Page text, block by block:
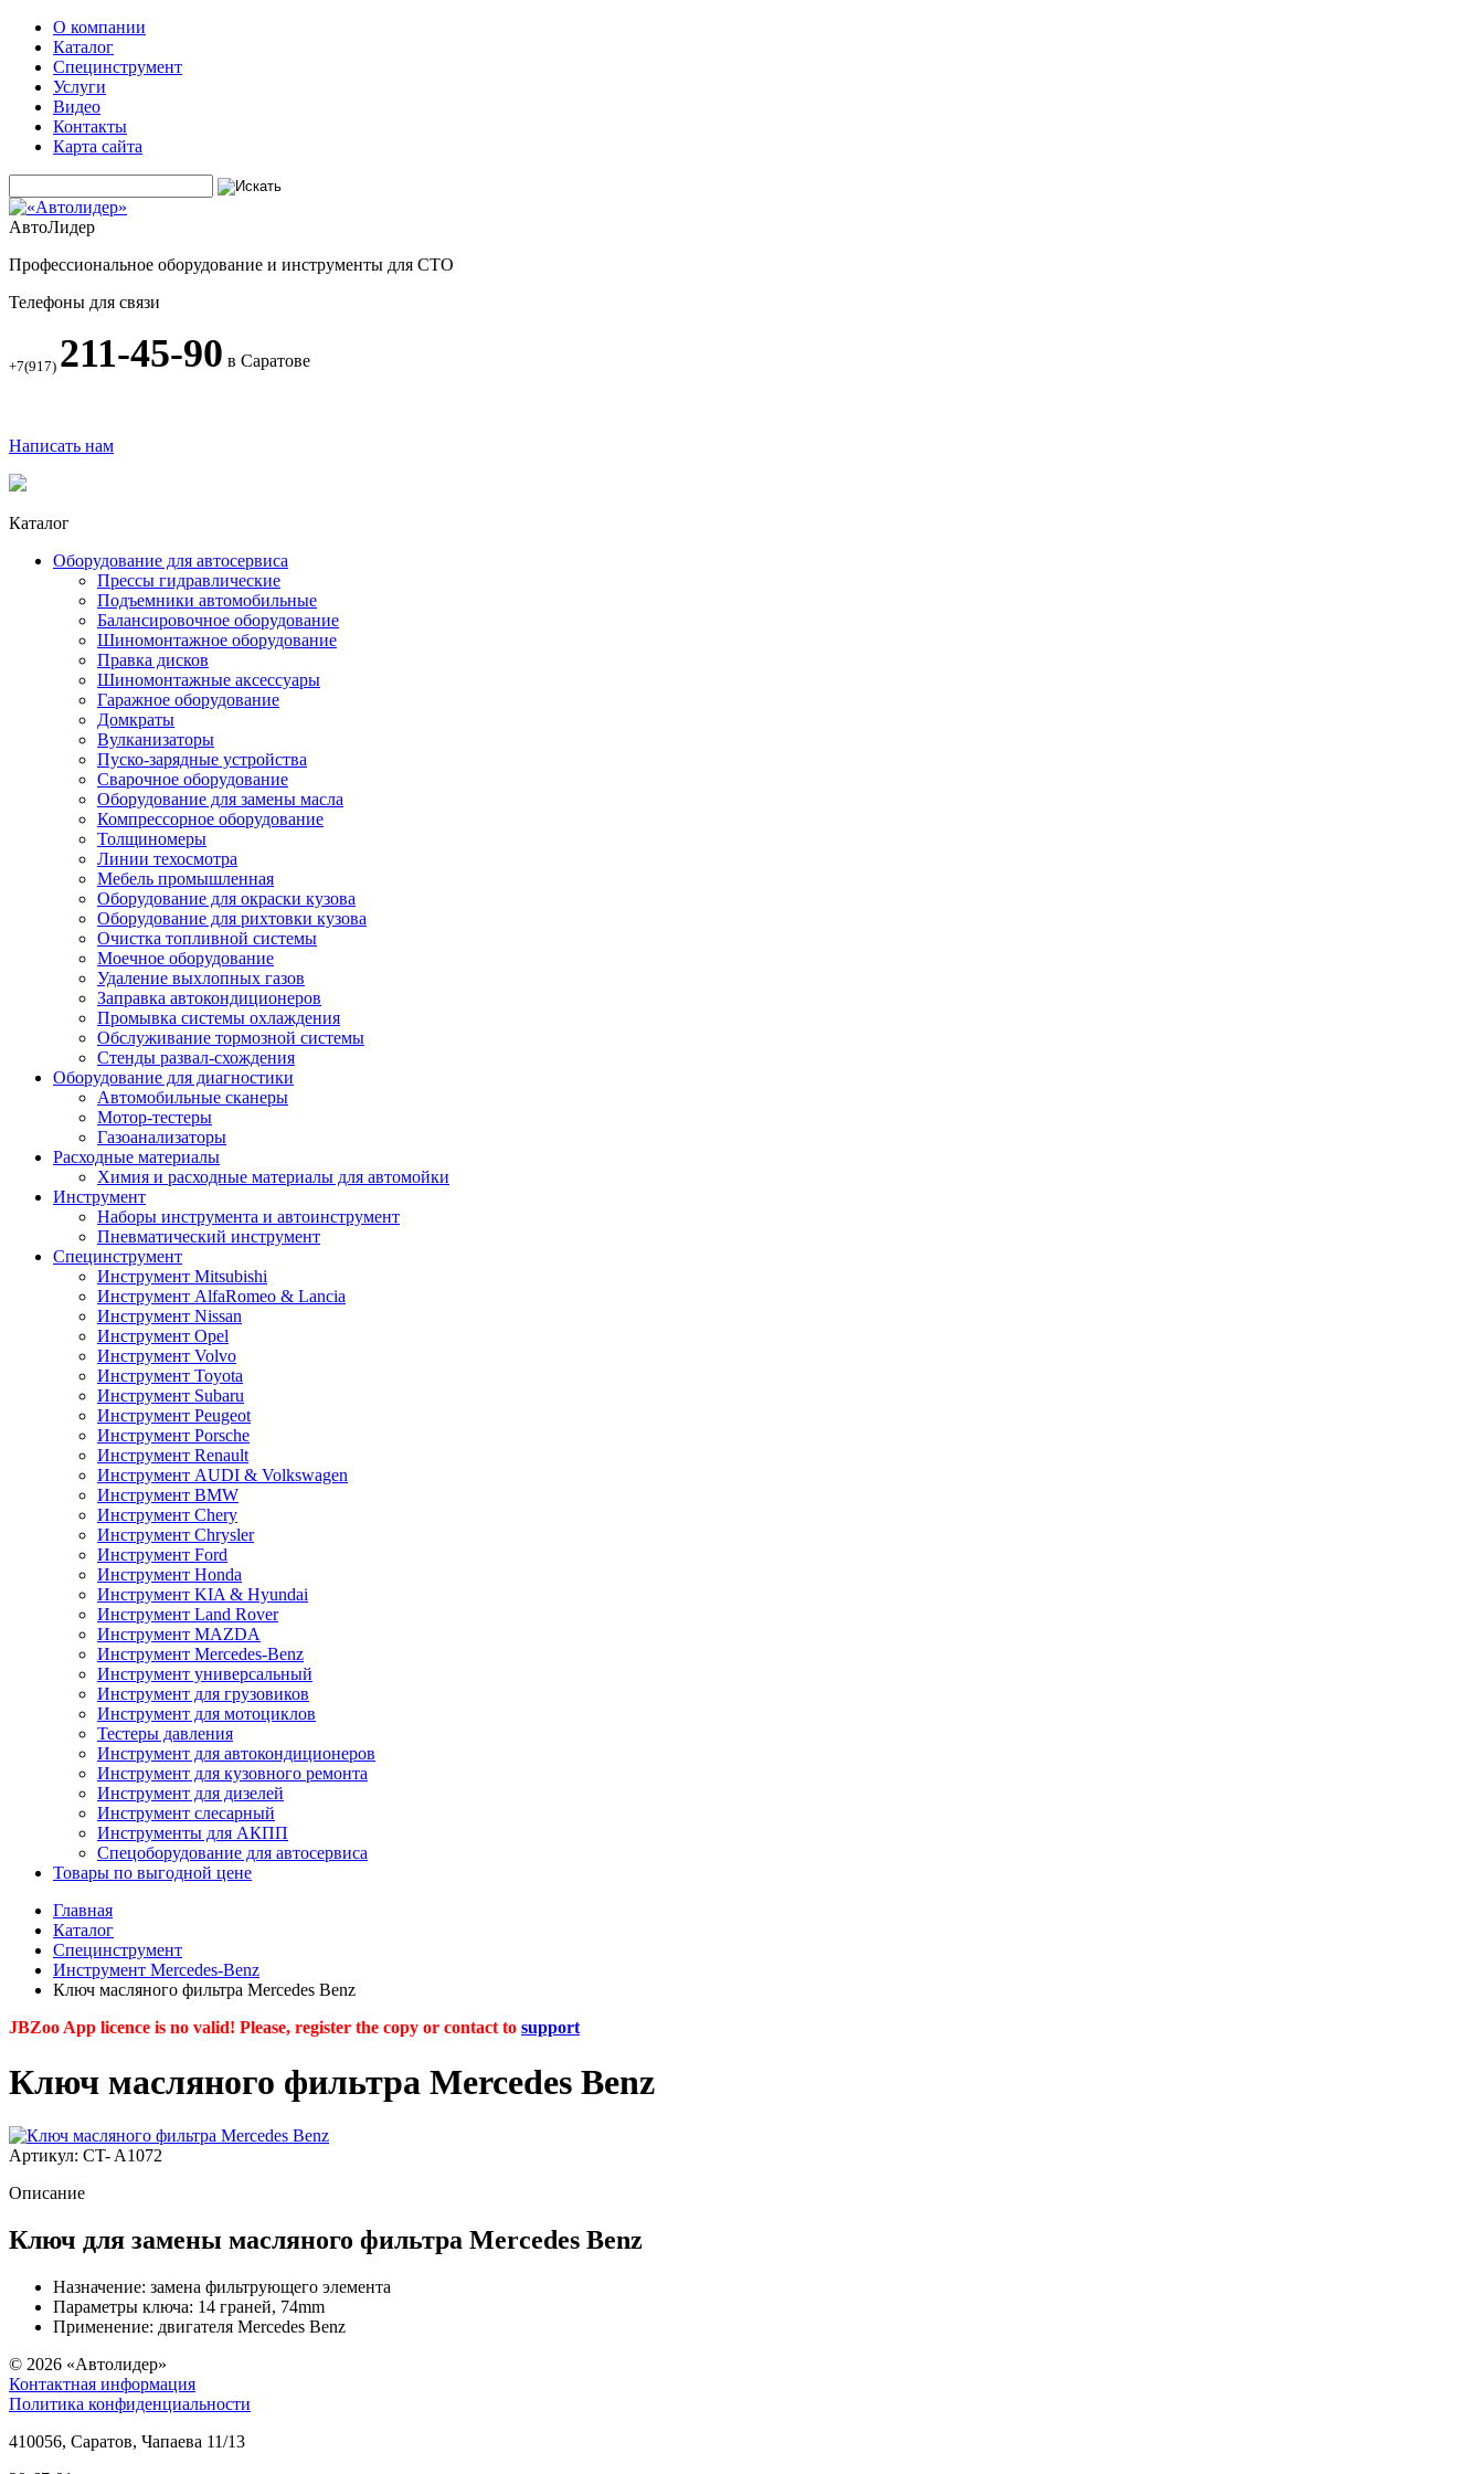
О компании
Каталог
Специнструмент
Услуги
Видео
Контакты
Карта сайта
АвтоЛидер
Профессиональное оборудование и инструменты для СТО
Телефоны для связи
+7(917) 211-45-90 в Саратове
Написать нам
Каталог
Оборудование для автосервиса
Прессы гидравлические
Подъемники автомобильные
Балансировочное оборудование
Шиномонтажное оборудование
Правка дисков
Шиномонтажные аксессуары
Гаражное оборудование
Домкраты
Вулканизаторы
Пуско-зарядные устройства
Сварочное оборудование
Оборудование для замены масла
Компрессорное оборудование
Толщиномеры
Линии техосмотра
Мебель промышленная
Оборудование для окраски кузова
Оборудование для рихтовки кузова
Очистка топливной системы
Моечное оборудование
Удаление выхлопных газов
Заправка автокондиционеров
Промывка системы охлаждения
Обслуживание тормозной системы
Стенды развал-схождения
Оборудование для диагностики
Автомобильные сканеры
Мотор-тестеры
Газоанализаторы
Расходные материалы
Химия и расходные материалы для автомойки
Инструмент
Наборы инструмента и автоинструмент
Пневматический инструмент
Специнструмент
Инструмент Mitsubishi
Инструмент AlfaRomeo & Lancia
Инструмент Nissan
Инструмент Opel
Инструмент Volvo
Инструмент Toyota
Инструмент Subaru
Инструмент Peugeot
Инструмент Porsche
Инструмент Renault
Инструмент AUDI & Volkswagen
Инструмент BMW
Инструмент Chery
Инструмент Chrysler
Инструмент Ford
Инструмент Honda
Инструмент KIA & Hyundai
Инструмент Land Rover
Инструмент MAZDA
Инструмент Mercedes-Benz
Инструмент универсальный
Инструмент для грузовиков
Инструмент для мотоциклов
Тестеры давления
Инструмент для автокондиционеров
Инструмент для кузовного ремонта
Инструмент для дизелей
Инструмент слесарный
Инструменты для АКПП
Спецоборудование для автосервиса
Товары по выгодной цене
Главная
Каталог
Специнструмент
Инструмент Mercedes-Benz
Ключ масляного фильтра Mercedes Benz
JBZoo App licence is no valid! Please, register the copy or contact to support
Ключ масляного фильтра Mercedes Benz
Артикул: CT- A1072
Описание
Ключ для замены масляного фильтра Mercedes Benz
Назначение: замена фильтрующего элемента
Параметры ключа: 14 граней, 74mm
Применение: двигателя Mercedes Benz
© 2026 «Автолидер»
Контактная информация
Политика конфиденциальности
410056, Саратов, Чапаева 11/13